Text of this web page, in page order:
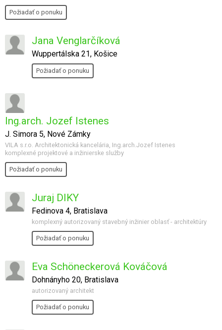
Požiadať o ponuku
Jana Venglarčíková
Wuppertálska 21, Košice
Požiadať o ponuku
Ing.arch. Jozef Istenes
J. Simora 5, Nové Zámky
VILA s.r.o. Architektonická kancelária, Ing.arch.Jozef Istenes
komplexné projektové a inžinierske služby
Požiadať o ponuku
Juraj DIKY
Fedinova 4, Bratislava
komplexný autorizovaný stavebný inžinier oblasť - architektúry
Požiadať o ponuku
Eva Schöneckerová Kováčová
Dohnányho 20, Bratislava
autorizovaný architekt
Požiadať o ponuku